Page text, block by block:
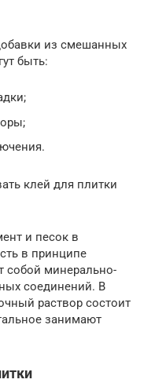
из смешанных
быть:
клей для плитки
и песок в
в принципе
собой минерально-
соединений. В
раствор состоит
занимают